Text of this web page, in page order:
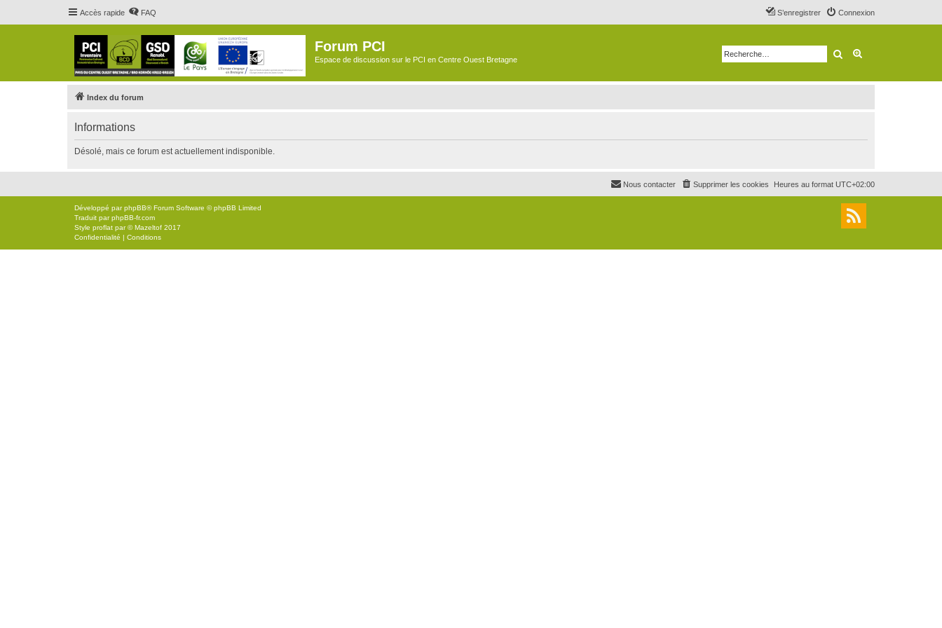
Accès rapide FAQ Connexion
S’enregistrer
Forum PCI
Espace de discussion sur le PCI en Centre Ouest Bretagne Rechercher
Index du forum
Informations
Désolé, mais ce forum est actuellement indisponible.
Heures au format UTC+02:00
Supprimer les cookies
Nous contacter
Développé parphpBB® Forum Software © phpBB Limited
Traduit parphpBB-fr.com
Style proflat par ©Mazeltof 2017
Confidentialité | Conditions